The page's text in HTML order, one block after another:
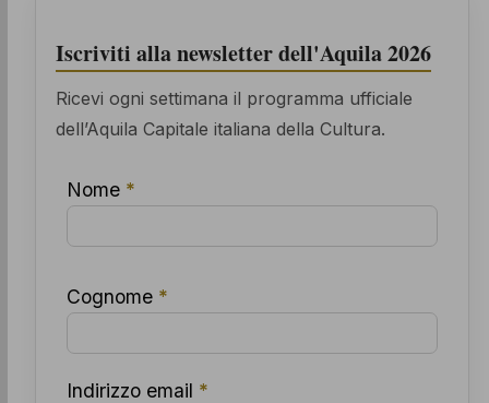
Iscriviti alla newsletter dell'Aquila 2026
Ricevi ogni settimana il programma ufficiale
dell’Aquila Capitale italiana della Cultura.
Nome *
Cognome *
Indirizzo email *